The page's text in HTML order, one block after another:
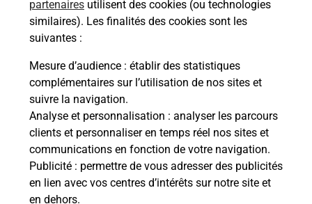
partenaires utilisent des cookies (ou technologies
similaires). Les finalités des cookies sont les
suivantes :
Mesure d’audience : établir des statistiques
complémentaires sur l’utilisation de nos sites et
suivre la navigation.
Analyse et personnalisation : analyser les parcours
clients et personnaliser en temps réel nos sites et
communications en fonction de votre navigation.
Publicité : permettre de vous adresser des publicités
en lien avec vos centres d’intérêts sur notre site et
en dehors.
Malin !
La Poste
en ligne
Ouvert 24h/24
En savoir plus